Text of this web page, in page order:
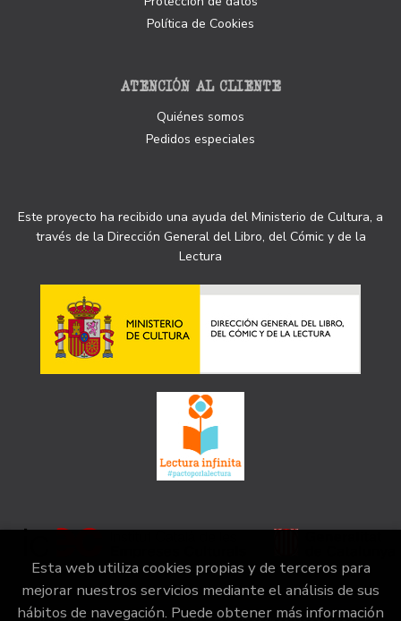
Política de Cookies
ATENCIÓN AL CLIENTE
Quiénes somos
Pedidos especiales
Este proyecto ha recibido una ayuda del Ministerio de Cultura, a
través de la Dirección General del Libro, del Cómic y de la
Lectura
Esta web utiliza cookies propias y de terceros para
mejorar nuestros servicios mediante el análisis de sus
hábitos de navegación. Puede obtener más información